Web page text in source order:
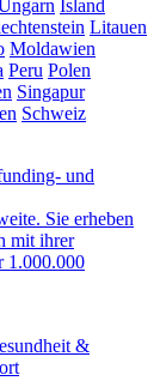
Ungarn Island
Litauen
Moldawien
Peru Polen
Singapur
Schweiz
und
Sie erheben
mit ihrer
1.000.000
&